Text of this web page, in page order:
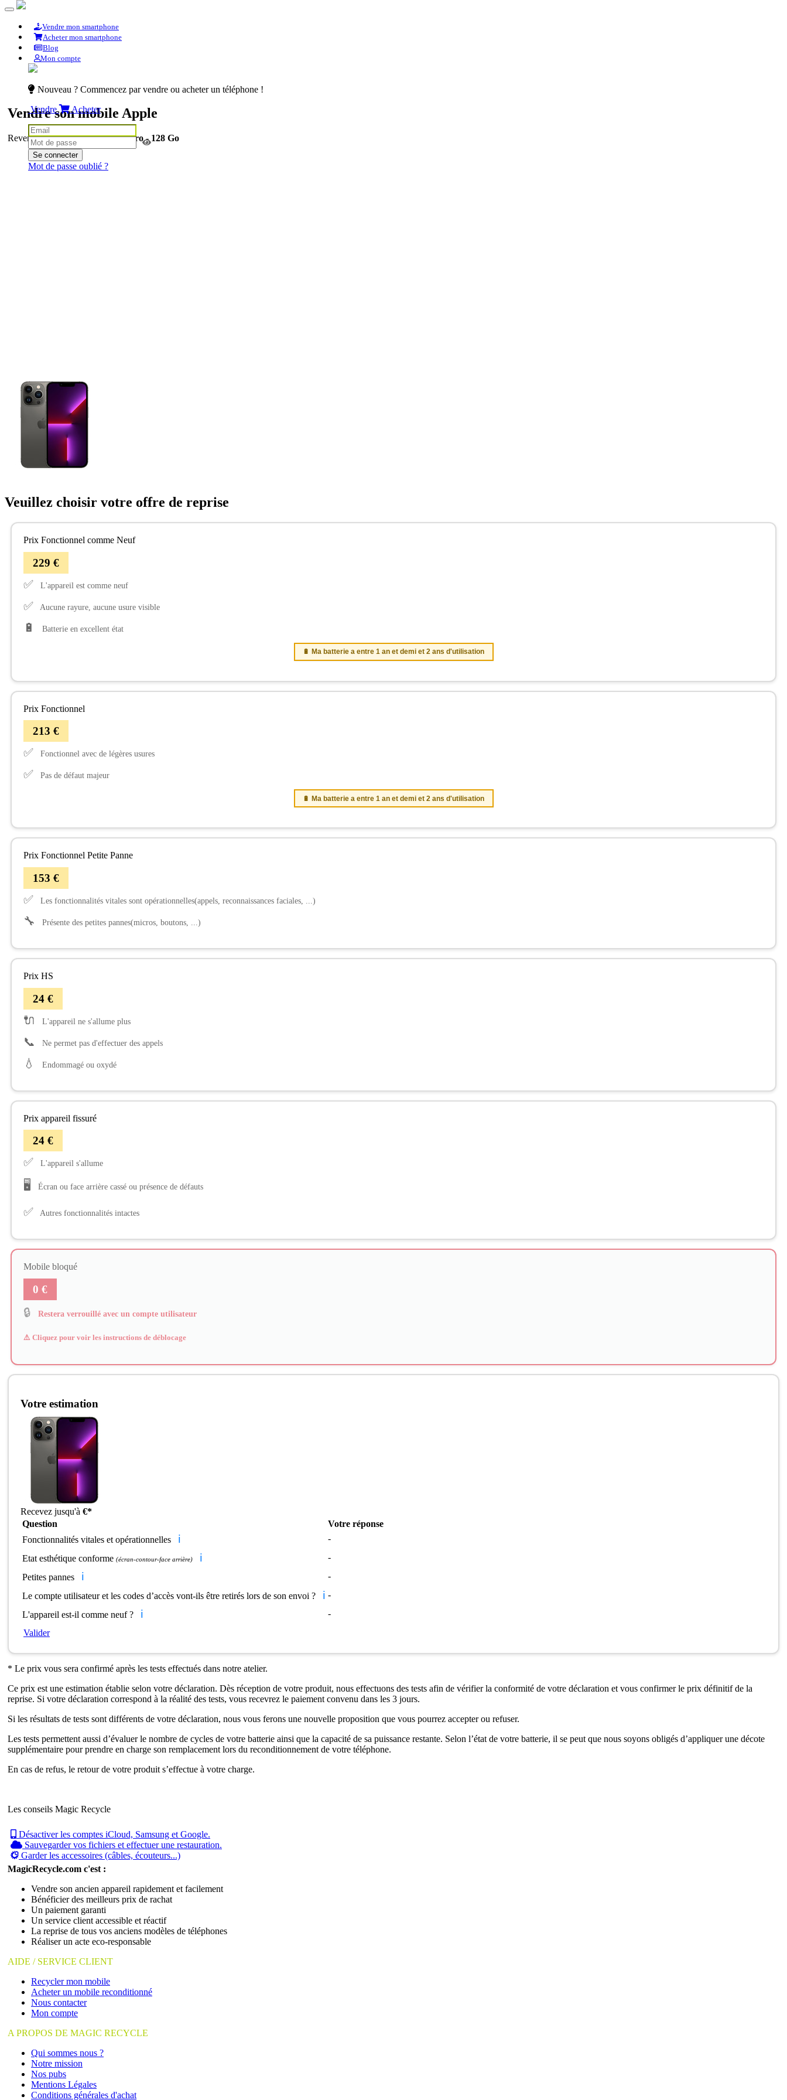
Vendre mon smartphone
Acheter mon smartphone
Blog
Mon compte
Nouveau ? Commencez par vendre ou acheter un téléphone !
Vendre
Acheter
Se connecter
Mot de passe oublié ?
Vendre son mobile Apple
Revendre sonApple iPhone 13 Pro - 128 Go
Veuillez choisir votre offre de reprise
Prix Fonctionnel comme Neuf
229 €
✅ L'appareil est comme neuf
✅ Aucune rayure, aucune usure visible
🔋 Batterie en excellent état
🔋 Ma batterie a entre 1 an et demi et 2 ans d'utilisation
Prix Fonctionnel
213 €
✅ Fonctionnel avec de légères usures
✅ Pas de défaut majeur
🔋 Ma batterie a entre 1 an et demi et 2 ans d'utilisation
Prix Fonctionnel Petite Panne
153 €
✅ Les fonctionnalités vitales sont opérationnelles(appels, reconnaissances faciales, ...)
🔧 Présente des petites pannes(micros, boutons, ...)
Prix HS
24 €
🔌 L'appareil ne s'allume plus
📞 Ne permet pas d'effectuer des appels
💧 Endommagé ou oxydé
Prix appareil fissuré
24 €
✅ L'appareil s'allume
🖥️ Écran ou face arrière cassé ou présence de défauts
✅ Autres fonctionnalités intactes
Mobile bloqué
0 €
🔒 Restera verrouillé avec un compte utilisateur
⚠️ Cliquez pour voir les instructions de déblocage
Votre estimation
Recevez jusqu'à €*
Question
Votre réponse
Fonctionnalités vitales et opérationnelles
ℹ️
-
Etat esthétique conforme (écran-contour-face arrière) ℹ️
-
Petites pannes
ℹ️
-
Le compte utilisateur et les codes d’accès vont-ils être retirés lors de son envoi ?
ℹ️ -
L'appareil est-il comme neuf ?
ℹ️
-
Valider
* Le prix vous sera confirmé après les tests effectués dans notre atelier.
Ce prix est une estimation établie selon votre déclaration. Dès réception de votre produit, nous effectuons des tests afin de vérifier la conformité de votre déclaration et vous confirmer le prix définitif de la
reprise. Si votre déclaration correspond à la réalité des tests, vous recevrez le paiement convenu dans les 3 jours.
Si les résultats de tests sont différents de votre déclaration, nous vous ferons une nouvelle proposition que vous pourrez accepter ou refuser.
Les tests permettent aussi d’évaluer le nombre de cycles de votre batterie ainsi que la capacité de sa puissance restante. Selon l’état de votre batterie, il se peut que nous soyons obligés d’appliquer une décote
supplémentaire pour prendre en charge son remplacement lors du reconditionnement de votre téléphone.
En cas de refus, le retour de votre produit s’effectue à votre charge.
Les conseils Magic Recycle
Désactiver les comptes iCloud, Samsung et Google.
Sauvegarder vos fichiers et effectuer une restauration.
Garder les accessoires (câbles, écouteurs...)
MagicRecycle.com c'est :
Vendre son ancien appareil rapidement et facilement
Bénéficier des meilleurs prix de rachat
Un paiement garanti
Un service client accessible et réactif
La reprise de tous vos anciens modèles de téléphones
Réaliser un acte eco-responsable
AIDE / SERVICE CLIENT
Recycler mon mobile
Acheter un mobile reconditionné
Nous contacter
Mon compte
A PROPOS DE MAGIC RECYCLE
Qui sommes nous ?
Notre mission
Nos pubs
Mentions Légales
Conditions générales d'achat